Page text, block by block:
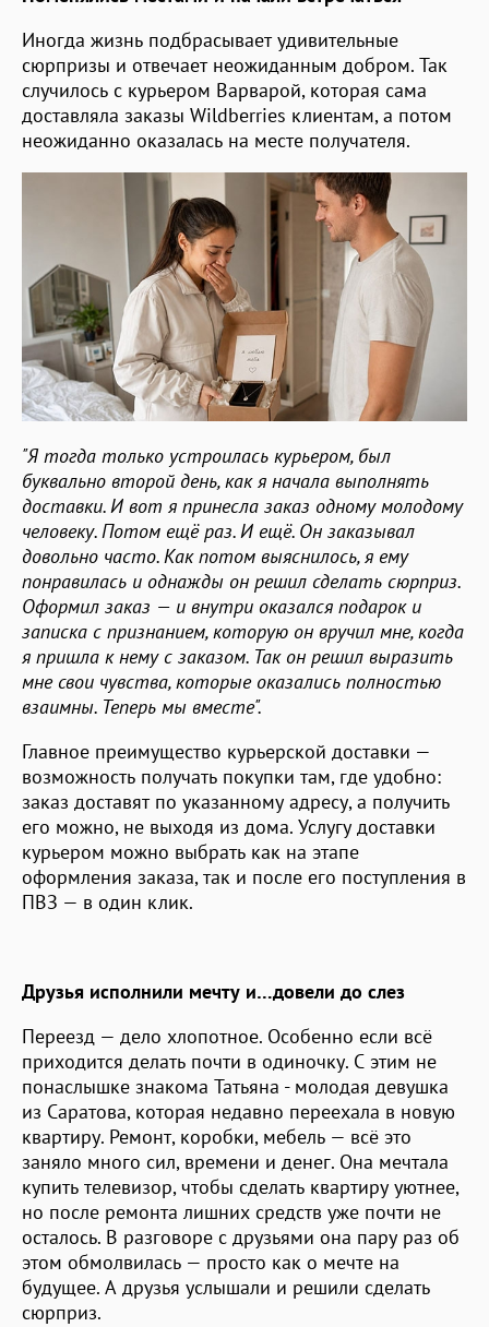
Иногда жизнь подбрасывает удивительные
сюрпризы и отвечает неожиданным добром. Так
случилось с курьером Варварой, которая сама
доставляла заказы Wildberries клиентам, а потом
неожиданно оказалась на месте получателя.
"Я тогда только устроилась курьером, был
буквально второй день, как я начала выполнять
доставки. И вот я принесла заказ одному молодому
человеку. Потом ещё раз. И ещё. Он заказывал
довольно часто. Как потом выяснилось, я ему
понравилась и однажды он решил сделать сюрприз.
Оформил заказ — и внутри оказался подарок и
записка с признанием, которую он вручил мне, когда
я пришла к нему с заказом. Так он решил выразить
мне свои чувства, которые оказались полностью
взаимны. Теперь мы вместе".
Главное преимущество курьерской доставки —
возможность получать покупки там, где удобно:
заказ доставят по указанному адресу, а получить
его можно, не выходя из дома. Услугу доставки
курьером можно выбрать как на этапе
оформления заказа, так и после его поступления в
ПВЗ — в один клик.
Друзья исполнили мечту и…довели до слез
Переезд — дело хлопотное. Особенно если всё
приходится делать почти в одиночку. С этим не
понаслышке знакома Татьяна - молодая девушка
из Саратова, которая недавно переехала в новую
квартиру. Ремонт, коробки, мебель — всё это
заняло много сил, времени и денег. Она мечтала
купить телевизор, чтобы сделать квартиру уютнее,
но после ремонта лишних средств уже почти не
осталось. В разговоре с друзьями она пару раз об
этом обмолвилась — просто как о мечте на
будущее. А друзья услышали и решили сделать
сюрприз.